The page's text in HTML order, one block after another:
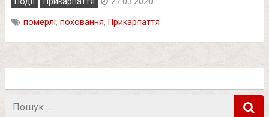
померлі, поховання, Прикарпаття